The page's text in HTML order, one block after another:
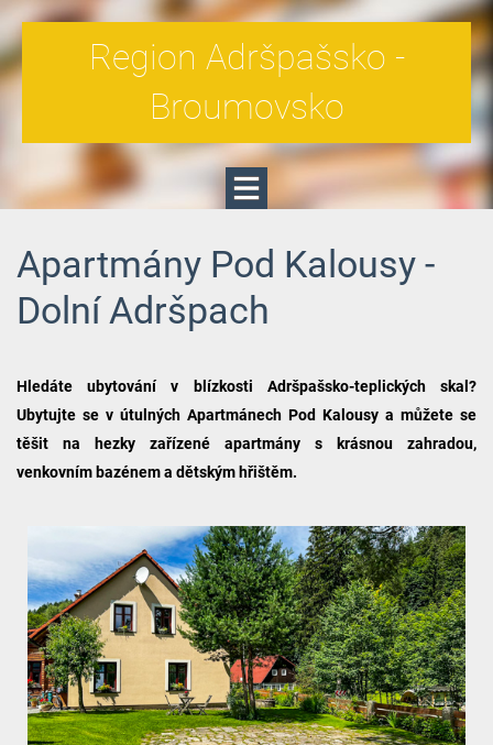
Region Adršpašsko -
Broumovsko
Apartmány Pod Kalousy -
Dolní Adršpach
Hledáte ubytování v blízkosti Adršpašsko-teplických skal?
Ubytujte se v útulných Apartmánech Pod Kalousy a můžete se
těšit na hezky zařízené apartmány s krásnou zahradou,
venkovním bazénem a dětským hřištěm.